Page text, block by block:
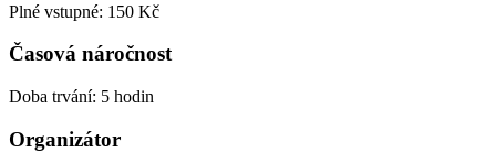
Plné vstupné: 150 Kč
Časová náročnost
Doba trvání: 5 hodin
Organizátor